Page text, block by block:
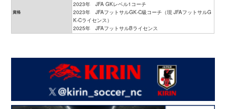
資格
2023年 JFA GKレベル1コーチ
2023年 JFAフットサルGK-C級コーチ（現 JFAフットサルG
K-Cライセンス）
2025年 JFAフットサルBライセンス